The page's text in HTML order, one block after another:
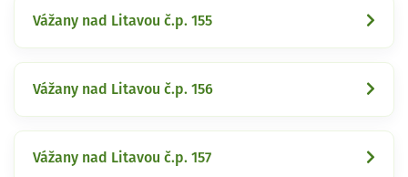
Vážany nad Litavou č.p. 155
Vážany nad Litavou č.p. 156
Vážany nad Litavou č.p. 157